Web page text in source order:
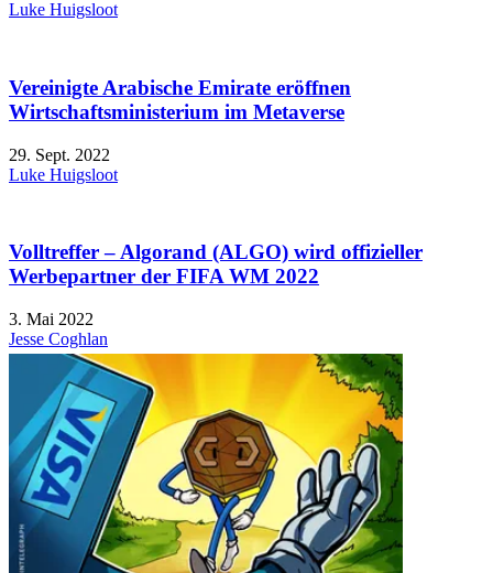
Luke Huigsloot
Vereinigte Arabische Emirate eröffnen
Wirtschaftsministerium im Metaverse
29. Sept. 2022
Luke Huigsloot
Volltreffer – Algorand (ALGO) wird offizieller
Werbepartner der FIFA WM 2022
3. Mai 2022
Jesse Coghlan